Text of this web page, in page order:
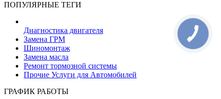
ПОПУЛЯРНЫЕ ТЕГИ
Диагностика двигателя
Замена ГРМ
Шиномонтаж
Замена масла
Ремонт тормозной системы
Прочие Услуги для Автомобилей
ГРАФИК РАБОТЫ
КНОПКА
ЗВ'ЯЗКУ